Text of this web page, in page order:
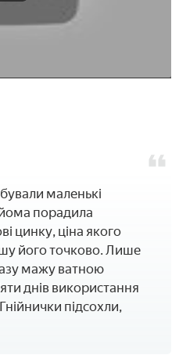
маленькі
порадила
цинку, ціна якого
його точково. Лише
мажу ватною
днів використання
підсохли,